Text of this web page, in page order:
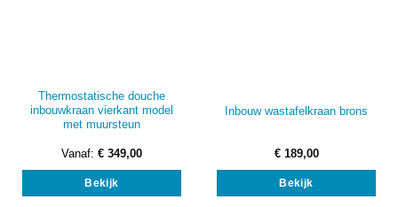
Thermostatische douche
inbouwkraan vierkant model
met muursteun
Vanaf: € 349,00
Bekijk
Inbouw wastafelkraan brons
€189,00
Bekijk